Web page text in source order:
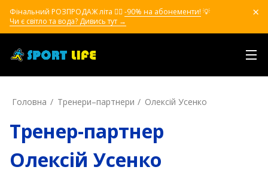
Фінальний РОЗПРОДАЖ літа ❤️‍🔥 -90% на абонементи! 💡
Чи є світло та вода? Дивись тут →
Головна Тренери–партнери Олексій Усенко
Тренер-партнер
Олексій Усенко